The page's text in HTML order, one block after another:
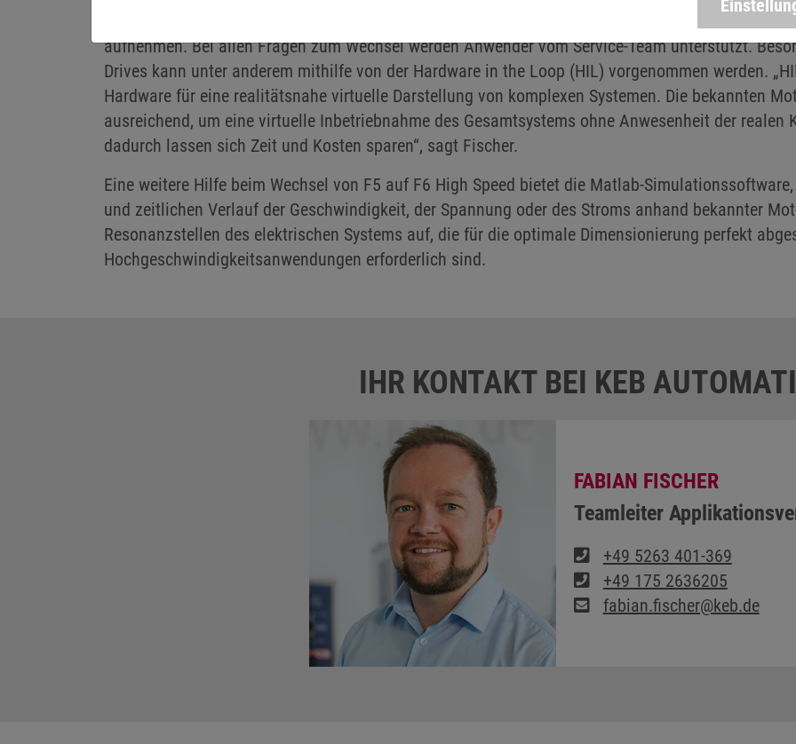
Anlagen- und Maschinenbauer, die von F5 auf F6 High Speed wechseln möchten, können Kontakt
aufnehmen. Bei allen Fragen zum Wechsel werden Anwender vom Service-Team unterstützt.
Drives kann unter anderem mithilfe von der Hardware in the Loop (HIL) vorgenommen werden.
Hardware für eine realitätsnahe virtuelle Darstellung von komplexen Systemen. Die bekannten
ausreichend, um eine virtuelle Inbetriebnahme des Gesamtsystems ohne Anwesenheit der realen
dadurch lassen sich Zeit und Kosten sparen“, sagt Fischer.
Eine weitere Hilfe beim Wechsel von F5 auf F6 High Speed bietet die Matlab-
und zeitlichen Verlauf der Geschwindigkeit, der Spannung oder des Stroms anhand bekannter
Resonanzstellen des elektrischen Systems auf, die für die optimale Dimensionierung perfekt
Hochgeschwindigkeitsanwendungen erforderlich sind.
IHR KONTAKT BEI KEB
FABIAN FISCHER
Teamleiter
+49 5263 401-369
+49 175 2636205
fabian.fischer@keb.de